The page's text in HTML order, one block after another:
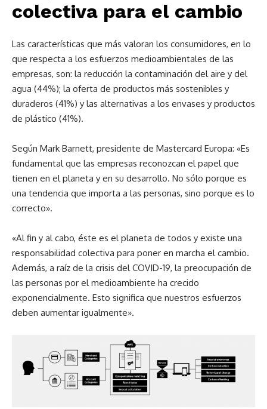
colectiva para el cambio
Las características que más valoran los consumidores, en lo
que respecta a los esfuerzos medioambientales de las
empresas, son: la reducción la contaminación del aire y del
agua (44%); la oferta de productos más sostenibles y
duraderos (41%) y las alternativas a los envases y productos
de plástico (41%).
Según Mark Barnett, presidente de Mastercard Europa: «Es
fundamental que las empresas reconozcan el papel que
tienen en el planeta y en su desarrollo. No sólo porque es
una tendencia que importa a las personas, sino porque es lo
correcto».
«Al fin y al cabo, éste es el planeta de todos y existe una
responsabilidad colectiva para poner en marcha el cambio.
Además, a raíz de la crisis del COVID-19, la preocupación de
las personas por el medioambiente ha crecido
exponencialmente. Esto significa que nuestros esfuerzos
deben aumentar igualmente».